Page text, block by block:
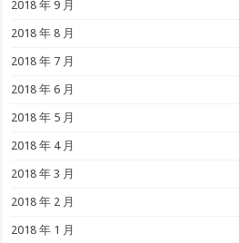
2018 年 9 月
2018 年 8 月
2018 年 7 月
2018 年 6 月
2018 年 5 月
2018 年 4 月
2018 年 3 月
2018 年 2 月
2018 年 1 月